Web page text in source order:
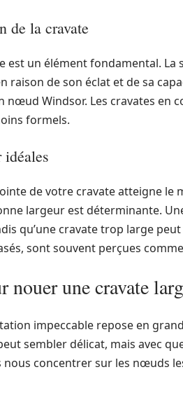
de la cravate
est un élément fondamental.
raison de son éclat et de sa
nœud Windsor. Les cravates en
formels.
de votre cravate atteigne le
largeur est déterminante.
qu’une cravate trop large
sont souvent perçues
nouer une cravate
impeccable repose en
sembler délicat, mais avec
nous concentrer sur les nœuds